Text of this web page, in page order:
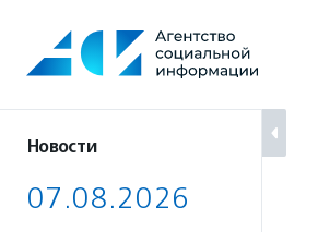
содержанию
Новости
07.08.2026